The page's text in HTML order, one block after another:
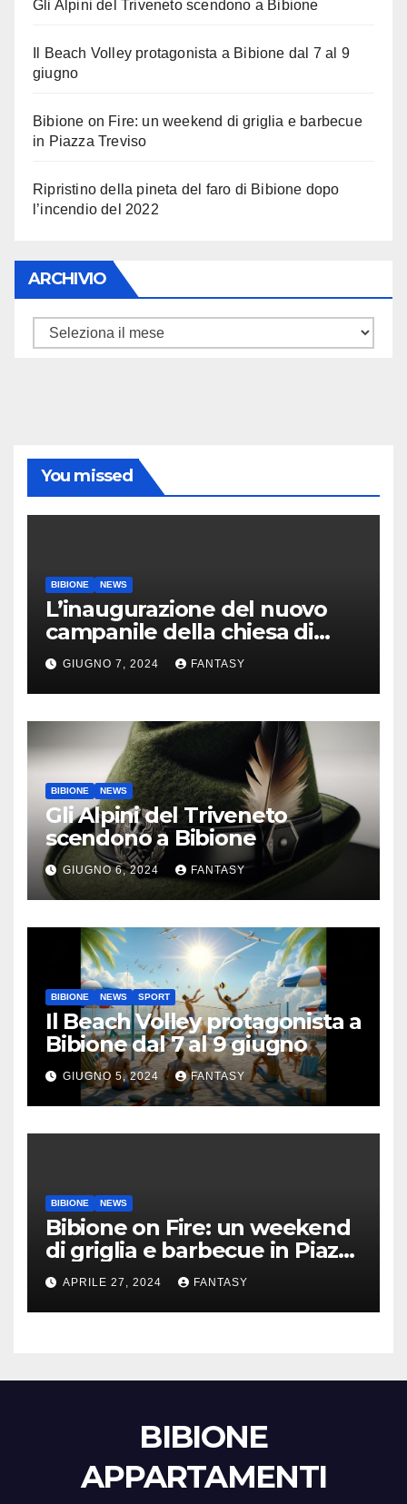
Gli Alpini del Triveneto scendono a Bibione
Il Beach Volley protagonista a Bibione dal 7 al 9
giugno
Bibione on Fire: un weekend di griglia e barbecue
in Piazza Treviso
Ripristino della pineta del faro di Bibione dopo
l’incendio del 2022
ARCHIVIO
ARCHIVIO
You missed
BIBIONE NEWS
L’inaugurazione del nuovo
campanile della chiesa di
Santa Maria Assunta di
Bibione
GIUGNO 7, 2024 FANTASY
BIBIONE NEWS
Gli Alpini del Triveneto
scendono a Bibione
GIUGNO 6, 2024 FANTASY
BIBIONE NEWS SPORT
Il Beach Volley protagonista a
Bibione dal 7 al 9 giugno
GIUGNO 5, 2024 FANTASY
BIBIONE NEWS
Bibione on Fire: un weekend
di griglia e barbecue in Piazza
Treviso
APRILE 27, 2024 FANTASY
BIBIONE
APPARTAMENTI